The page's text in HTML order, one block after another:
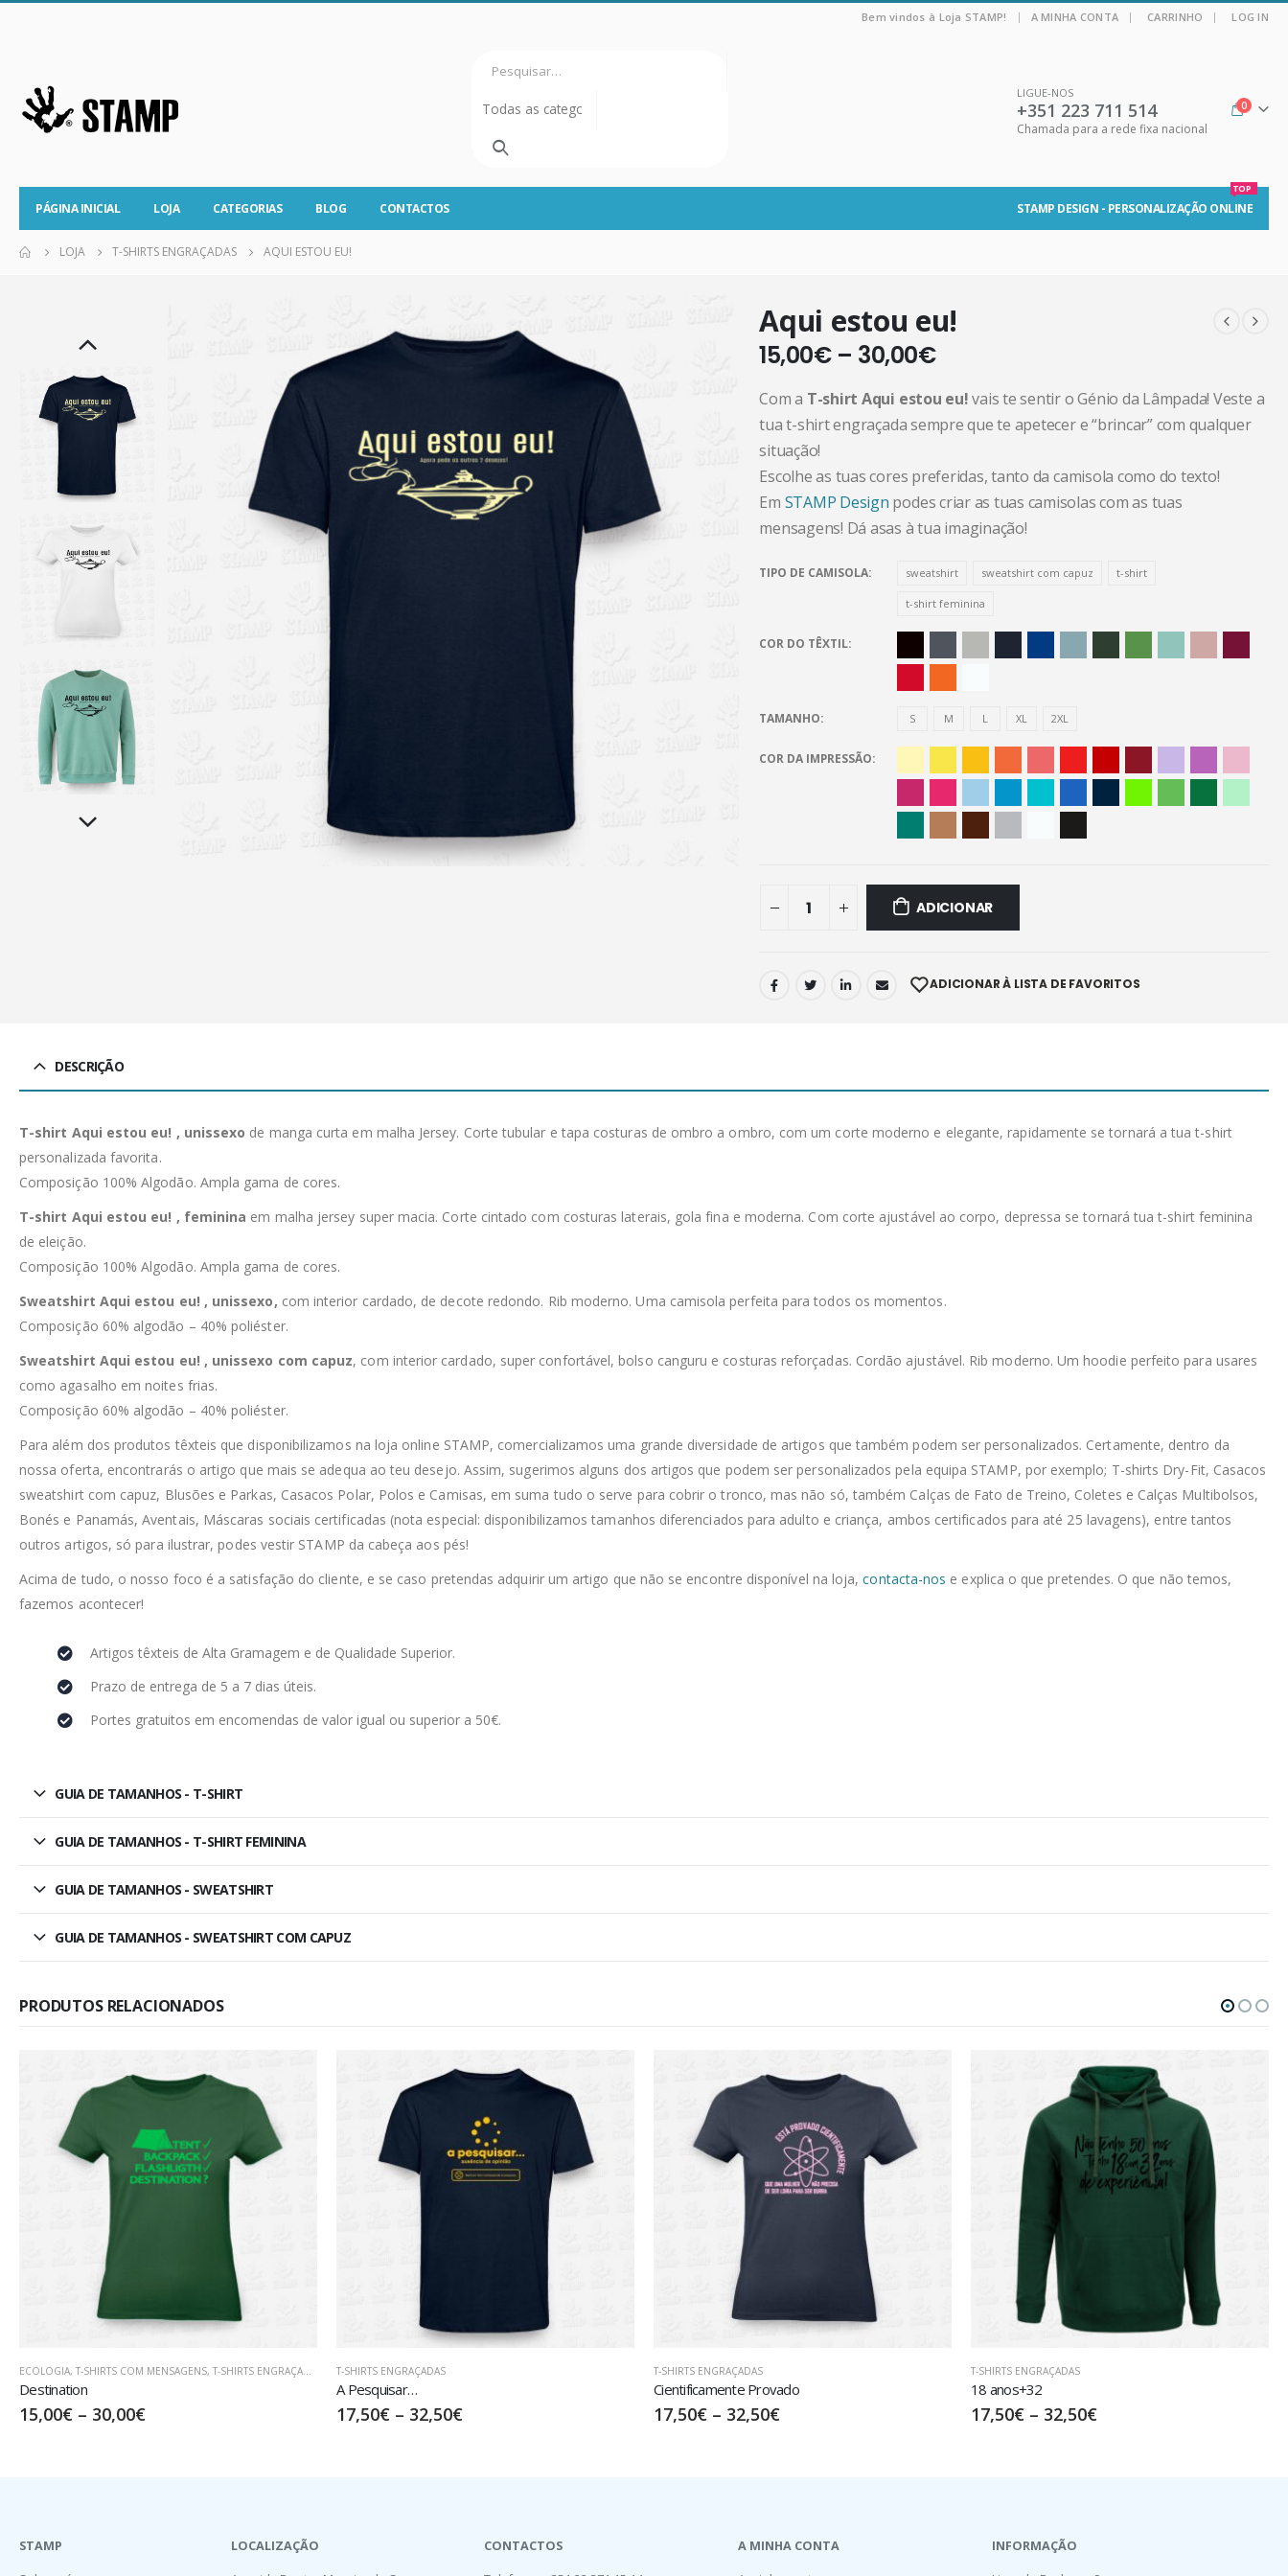
Bem vindos à Loja STAMP! | A MINHA CONTA CARRINHO LOG IN
LIGUE-NOS
+351 223 711 514
Chamada para a rede fixa nacional
0
PÁGINA INICIAL LOJA CATEGORIAS BLOG CONTACTOS STAMP DESIGN - PERSONALIZAÇÃO ONLINE
TOP
LOJA T-SHIRTS ENGRAÇADAS AQUI ESTOU EU!
Aqui estou eu!
15,00€– 30,00€
Com a T-shirt Aqui estou eu!vais te sentir o Génio da Lâmpada! Veste a
tua t-shirt engraçada sempre que te apetecer e “brincar” com qualquer
situação!
Escolhe as tuas cores preferidas, tanto da camisola como do texto!
Em STAMP Design podes criar as tuas camisolas com as tuas
mensagens! Dá asas à tua imaginação!
TIPO DE CAMISOLA sweatshirt sweatshirt com capuz t-shirt
t-shirt feminina
COR DO TÊXTIL
TAMANHO S M L XL 2XL
COR DA IMPRESSÃO
ADICIONAR
ADICIONAR À LISTA DE FAVORITOS
DESCRIÇÃO
T-shirt Aqui estou eu! , unissexo de manga curta em malha Jersey. Corte tubular e tapa costuras de ombro a ombro, com um corte moderno e elegante, rapidamente se tornará a tua t-shirt
personalizada favorita.
Composição 100% Algodão. Ampla gama de cores.
T-shirt Aqui estou eu! , feminina em malha jersey super macia. Corte cintado com costuras laterais, gola fina e moderna. Com corte ajustável ao corpo, depressa se tornará tua t-shirt feminina
de eleição.
Composição 100% Algodão. Ampla gama de cores.
Sweatshirt Aqui estou eu! , unissexo, com interior cardado, de decote redondo. Rib moderno. Uma camisola perfeita para todos os momentos.
Composição 60% algodão – 40% poliéster.
Sweatshirt Aqui estou eu! , unissexo com capuz, com interior cardado, super confortável, bolso canguru e costuras reforçadas. Cordão ajustável. Rib moderno. Um hoodie perfeito para usares
como agasalho em noites frias.
Composição 60% algodão – 40% poliéster.
Para além dos produtos têxteis que disponibilizamos na loja online STAMP, comercializamos uma grande diversidade de artigos que também podem ser personalizados. Certamente, dentro da
nossa oferta, encontrarás o artigo que mais se adequa ao teu desejo. Assim, sugerimos alguns dos artigos que podem ser personalizados pela equipa STAMP, por exemplo; T-shirts Dry-Fit, Casacos
sweatshirt com capuz, Blusões e Parkas, Casacos Polar, Polos e Camisas, em suma tudo o serve para cobrir o tronco, mas não só, também Calças de Fato de Treino, Coletes e Calças Multibolsos,
Bonés e Panamás, Aventais, Máscaras sociais certificadas (nota especial: disponibilizamos tamanhos diferenciados para adulto e criança, ambos certificados para até 25 lavagens), entre tantos
outros artigos, só para ilustrar, podes vestir STAMP da cabeça aos pés!
Acima de tudo, o nosso foco é a satisfação do cliente, e se caso pretendas adquirir um artigo que não se encontre disponível na loja,contacta-nos e explica o que pretendes. O que não temos,
fazemos acontecer!
Artigos têxteis de Alta Gramagem e de Qualidade Superior.
Prazo de entrega de 5 a 7 dias úteis.
Portes gratuitos em encomendas de valor igual ou superior a 50€.
GUIA DE TAMANHOS - T-SHIRT
GUIA DE TAMANHOS - T-SHIRT FEMININA
GUIA DE TAMANHOS - SWEATSHIRT
GUIA DE TAMANHOS - SWEATSHIRT COM CAPUZ
PRODUTOS RELACIONADOS
T-SHIRTS ENGRAÇADAS
A Pesquisar…
17,50€ – 32,50€
T-SHIRTS ENGRAÇADAS
Cientificamente Provado
17,50€ – 32,50€
T-SHIRTS ENGRAÇADAS
18 anos+32
17,50€ – 32,50€
T-SHIRTS ENGRAÇADAS
MUITOS ANOS A SER INCRÍVEL
17,50€ – 32,50€
STAMP LOCALIZAÇÃO CONTACTOS A MINHA CONTA INFORMAÇÃO